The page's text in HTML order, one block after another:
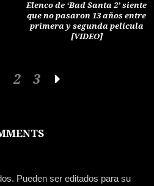
2 3
Elenco de ‘Bad Santa 2’ siente
que no pasaron 13 años entre
primera y segunda película
[VIDEO]
Pueden ser editados para su